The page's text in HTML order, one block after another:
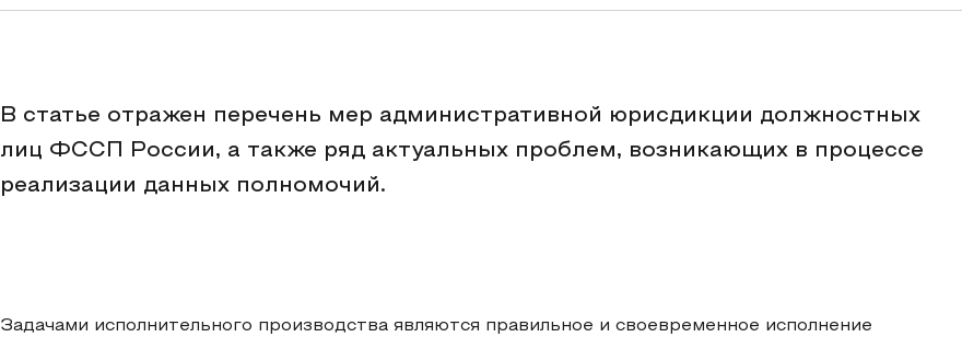
В статье отражен перечень мер административной юрисдикции должностных
лиц ФССП России, а также ряд актуальных проблем, возникающих в процессе
реализации данных полномочий.
Задачами исполнительного производства являются правильное и своевременное исполнение